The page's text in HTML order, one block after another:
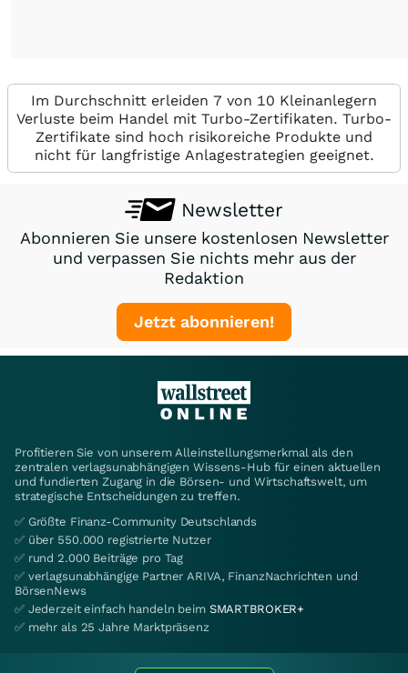
Im Durchschnitt erleiden 7 von 10 Kleinanlegern
Verluste beim Handel mit Turbo-Zertifikaten. Turbo-
Zertifikate sind hoch risikoreiche Produkte und
nicht für langfristige Anlagestrategien geeignet.
Newsletter
Abonnieren Sie unsere kostenlosen Newsletter
und verpassen Sie nichts mehr aus der
Redaktion
Jetzt abonnieren!
Profitieren Sie von unserem Alleinstellungsmerkmal als den
zentralen verlagsunabhängigen Wissens-Hub für einen aktuellen
und fundierten Zugang in die Börsen- und Wirtschaftswelt, um
strategische Entscheidungen zu treffen.
✅ Größte Finanz-Community Deutschlands
✅ über 550.000 registrierte Nutzer
✅ rund 2.000 Beiträge pro Tag
✅ verlagsunabhängige Partner ARIVA, FinanzNachrichten und
BörsenNews
✅ Jederzeit einfach handeln beim SMARTBROKER+
✅ mehr als 25 Jahre Marktpräsenz